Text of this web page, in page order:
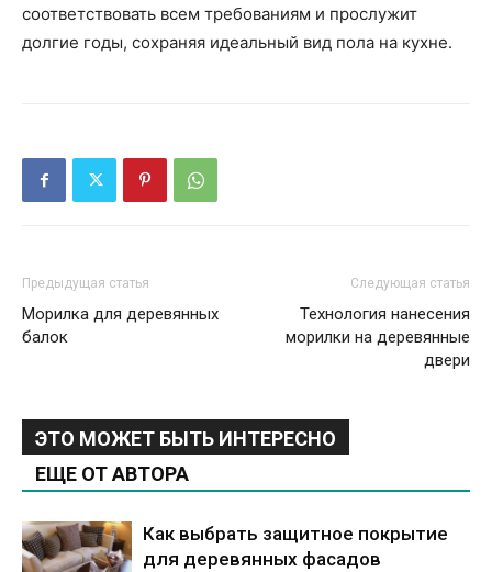
соответствовать всем требованиям и прослужит
долгие годы, сохраняя идеальный вид пола на кухне.
Предыдущая статья
Морилка для деревянных
балок
Следующая статья
Технология нанесения
морилки на деревянные
двери
ЭТО МОЖЕТ БЫТЬ ИНТЕРЕСНО
ЕЩЕ ОТ АВТОРА
Как выбрать защитное покрытие
для деревянных фасадов